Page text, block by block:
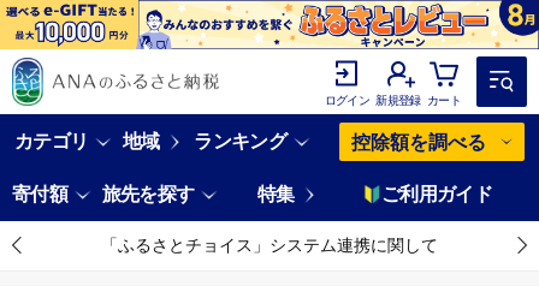
ログイン 新規登録 カート
カテゴリ 地域 ランキング 控除額を調べる
寄付額 旅先を探す 特集 ご利用ガイド
「ふるさとチョイス」システム連携に関して